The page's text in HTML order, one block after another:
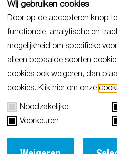
Downloads
Wij gebruiken cookies
Door op de accepteren knop
functionele, analytische en
mogelijkheid om specifieke
alleen bepaalde soorten
cookies ook weigeren, dan
cookies. Klik hier om onze
Noodzakelijke
Voorkeuren